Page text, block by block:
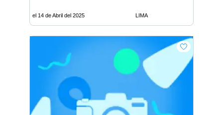
el 14 de Abril del 2025 LIMA